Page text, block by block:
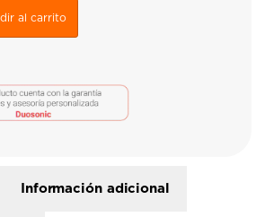
al carrito
Información adicional